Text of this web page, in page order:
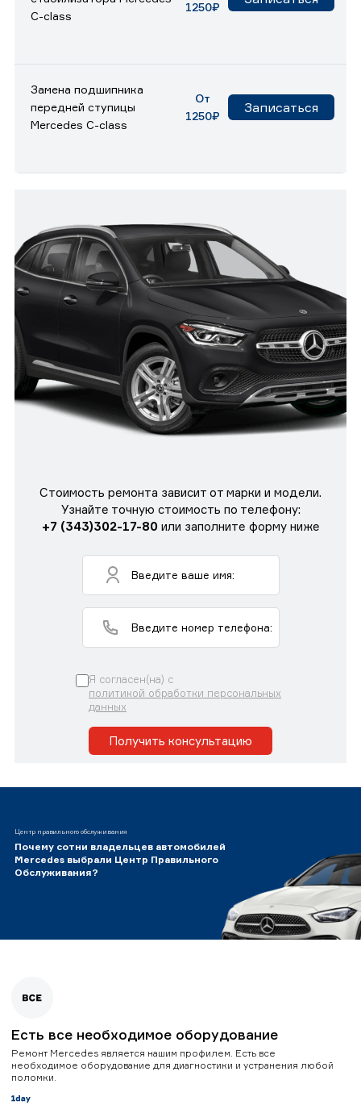
C-class
1250₽
Замена подшипника
передней ступицы
Mercedes C-class
От
1250₽
Записаться
Стоимость ремонта зависит от марки и модели.
Узнайте точную стоимость по телефону:
+7 (343)302-17-80 или заполните форму ниже
Я согласен(на) с
политикой обработки персональных
данных
Получить консультацию
Центр правильного обслуживания
Почему сотни владельцев автомобилей
Mercedes выбрали Центр Правильного
Обслуживания?
Есть все необходимое оборудование
Ремонт Mercedes является нашим профилем. Есть все
необходимое оборудование для диагностики и устранения любой
поломки.